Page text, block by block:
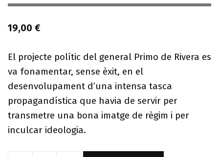
19,00 €
El projecte polític del general Primo de Rivera es
va fonamentar, sense èxit, en el
desenvolupament d’una intensa tasca
propagandística que havia de servir per
transmetre una bona imatge de règim i per
inculcar ideologia.